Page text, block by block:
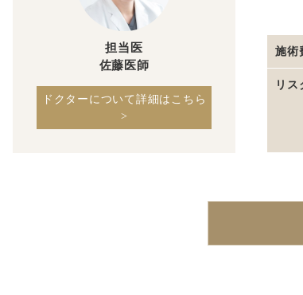
担当医
佐藤医師
ドクターについて詳細はこちら
>
施術
リス